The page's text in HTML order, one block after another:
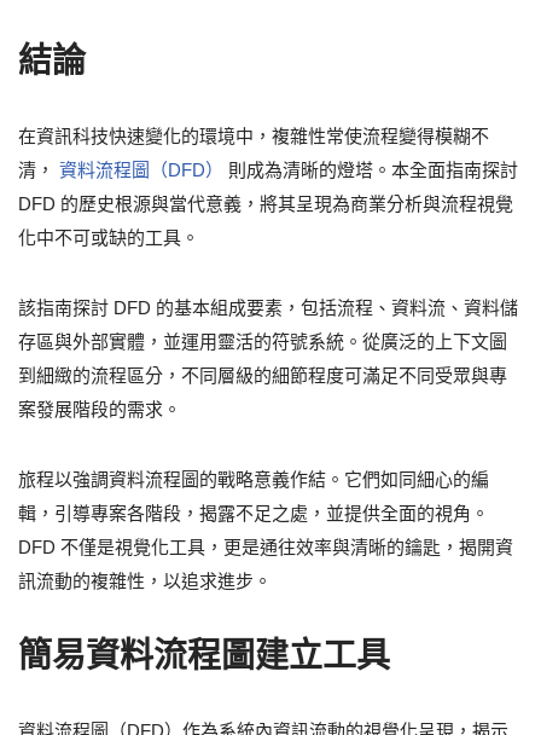
結論
在資訊科技快速變化的環境中，複雜性常使流程變得模糊不
清， 資料流程圖（DFD）
則成為清晰的燈塔。本全面指南探討
DFD 的歷史根源與當代意義，將其呈現為商業分析與流程視覺
化中不可或缺的工具。
該指南探討 DFD 的基本組成要素，包括流程、資料流、資料儲
存區與外部實體，並運用靈活的符號系統。從廣泛的上下文圖
到細緻的流程區分，不同層級的細節程度可滿足不同受眾與專
案發展階段的需求。
旅程以強調資料流程圖的戰略意義作結。它們如同細心的編
輯，引導專案各階段，揭露不足之處，並提供全面的視角。
DFD 不僅是視覺化工具，更是通往效率與清晰的鑰匙，揭開資
訊流動的複雜性，以追求進步。
簡易資料流程圖建立工具